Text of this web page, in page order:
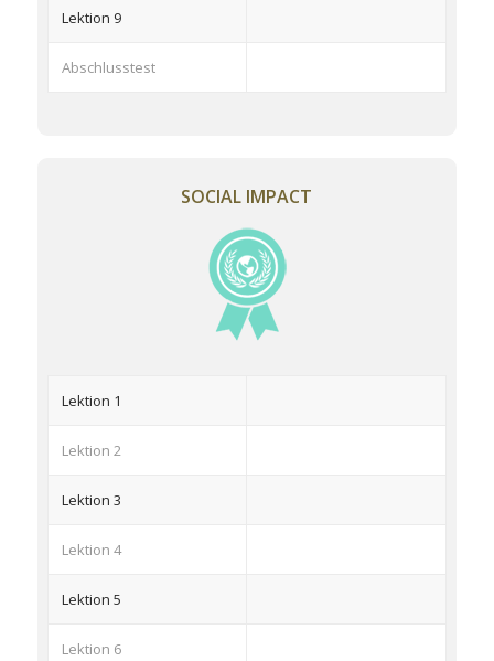
Lektion 9
Abschlusstest
SOCIAL IMPACT
Lektion 1
Lektion 2
Lektion 3
Lektion 4
Lektion 5
Lektion 6